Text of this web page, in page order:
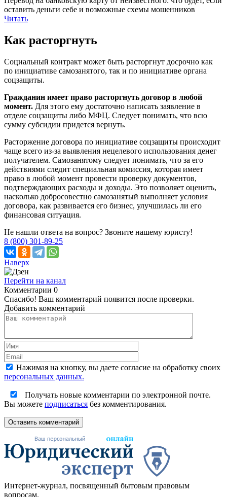
оставить деньги себе и возможные схемы мошенников
Читать
Как расторгнуть
Социальный контракт может быть расторгнут досрочно как
по инициативе самозанятого, так и по инициативе органа
соцзащиты.
Гражданин имеет право расторгнуть договор в любой
момент. Для этого ему достаточно написать заявление в
отделе соцзащиты либо МФЦ. Следует понимать, что всю
сумму субсидии придется вернуть.
Расторжение договора по инициативе соцзащиты происходит
чаще всего из-за выявления нецелевого использования денег
получателем. Самозанятому следует понимать, что за его
действиями следит специальная комиссия, которая имеет
право в любой момент провести проверку документов,
подтверждающих расходы и доходы. Это позволяет оценить,
насколько добросовестно самозанятый выполняет условия
договора, как развивается его бизнес, улучшилась ли его
финансовая ситуация.
Не нашли ответа на вопрос? Звоните нашему юристу!
8 (800) 301-89-25
Наверх
Перейти на канал
Комментарии 0
Спасибо! Ваш комментарий появится после проверки.
Добавить комментарий
Нажимая на кнопку, вы даете согласие на обработку своих
персональных данных.
Получать новые комментарии по электронной почте.
Вы можете подписаться без комментирования.
Оставить комментарий
Интернет-журнал, посвященный бытовым правовым
вопросам.